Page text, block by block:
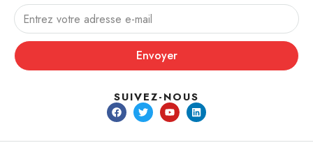
Envoyer
SUIVEZ-NOUS